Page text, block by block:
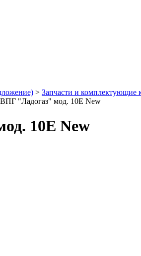
> Запчасти и комплектующие
ВПГ "Ладогаз" мод. 10E New
10E New